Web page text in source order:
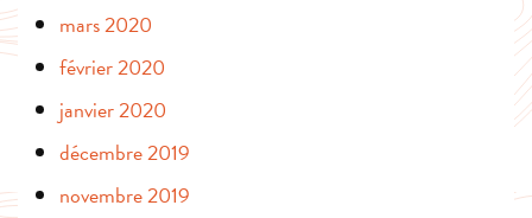
mars 2020
février 2020
janvier 2020
décembre 2019
novembre 2019